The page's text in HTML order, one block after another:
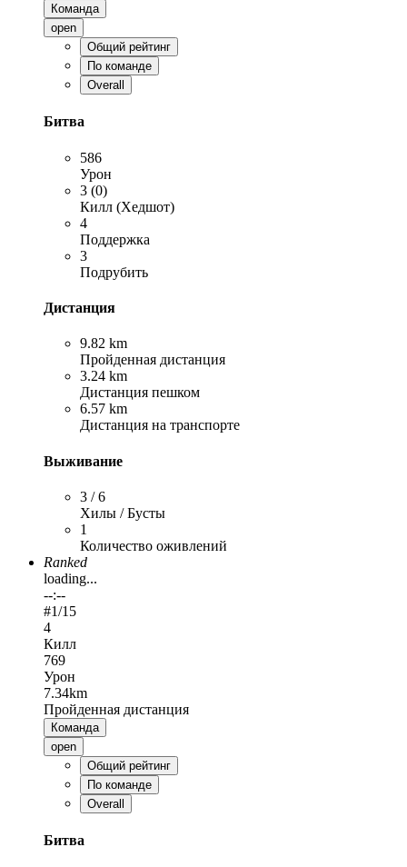
Команда
open
Общий рейтинг
По команде
Overall
Битва
586
Урон
3 (0)
Килл (Хедшот)
4
Поддержка
3
Подрубить
Дистанция
9.82 km
Пройденная дистанция
3.24 km
Дистанция пешком
6.57 km
Дистанция на транспорте
Выживание
3 / 6
Хилы / Бусты
1
Количество оживлений
Ranked
loading...
--:--
#1/15
4
Килл
769
Урон
7.34km
Пройденная дистанция
Команда
open
Общий рейтинг
По команде
Overall
Битва